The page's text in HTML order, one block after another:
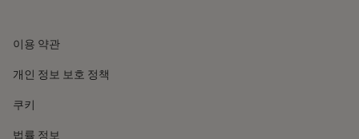
이용 약관
개인 정보 보호 정책
쿠키
법률 정보